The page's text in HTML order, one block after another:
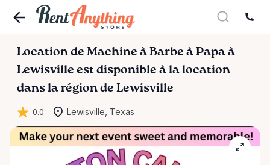
Location de Machine à Barbe à Papa à
Lewisville est disponible à la location
dans la région de Lewisville
0.0 Lewisville, Texas